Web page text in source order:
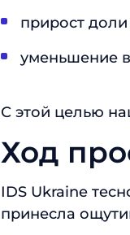
прирост
уменьшение
С этой целью
Ход
IDS Ukraine
принесла